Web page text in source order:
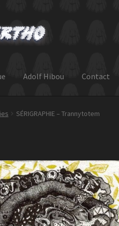
Adolf Hibou Contact
SÉRIGRAPHIE – Trannytotem